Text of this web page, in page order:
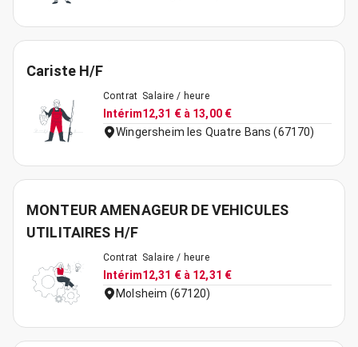
Cariste H/F
Contrat
Intérim
Salaire / heure
12,31 € à 13,00 €
Wingersheim les Quatre Bans (67170)
MONTEUR AMENAGEUR DE VEHICULES
UTILITAIRES H/F
Contrat
Intérim
Salaire / heure
12,31 € à 12,31 €
Molsheim (67120)